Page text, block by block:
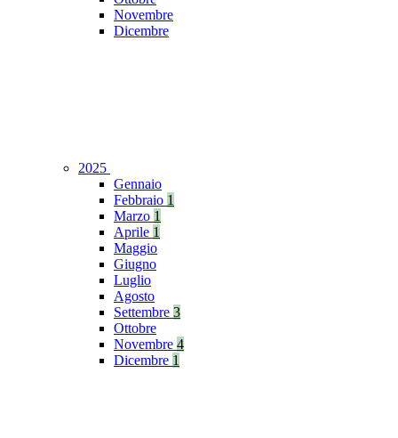
Novembre
Dicembre
2025
Gennaio
Febbraio 1
Marzo 1
Aprile 1
Maggio
Giugno
Luglio
Agosto
Settembre 3
Ottobre
Novembre 4
Dicembre 1